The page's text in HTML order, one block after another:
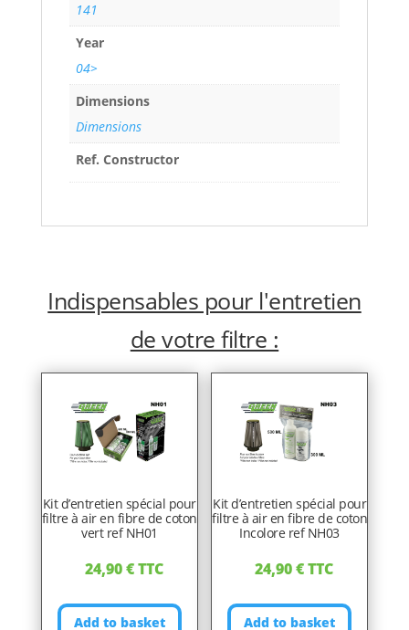
141
Year
04>
Dimensions
Dimensions
Ref. Constructor
Indispensables pour l'entretien
de votre filtre :
Kit d’entretien spécial pour
filtre à air en fibre de coton
vert ref NH01
24,90€TTC
Add to basket
Kit d’entretien spécial pour
filtre à air en fibre de coton
Incolore ref NH03
24,90€TTC
Add to basket